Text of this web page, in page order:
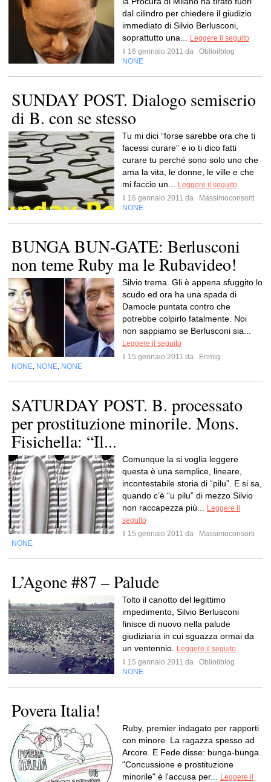
dal cilindro per chiedere il giudizio
immediato di Silvio Berlusconi,
soprattutto una...
Leggere il seguito
Il 16 gennaio 2011 da
Oblioilblog
NONE
SUNDAY POST. Dialogo semiserio
di B. con se stesso
Tu mi dici “forse sarebbe ora che ti
facessi curare” e io ti dico fatti
curare tu perché sono solo uno che
ama la vita, le donne, le ville e che
mi faccio un...
Leggere il seguito
Il 16 gennaio 2011 da
Massimoconsorti
NONE
BUNGA BUN-GATE: Berlusconi
non teme Ruby ma le Rubavideo!
Silvio trema. Gli è appena sfuggito lo
scudo ed ora ha una spada di
Damocle puntata contro che
potrebbe colpirlo fatalmente. Noi
non sappiamo se Berlusconi sia...
Leggere il seguito
Il 15 gennaio 2011 da
Enmig
NONE NONE NONE
SATURDAY POST. B. processato
per prostituzione minorile. Mons.
Fisichella: “Il...
Comunque la si voglia leggere
questa è una semplice, lineare,
incontestabile storia di “pilu”. E si sa,
quando c’è “u pilu” di mezzo Silvio
non raccapezza più...
Leggere il
seguito
Il 15 gennaio 2011 da
Massimoconsorti
NONE
L’Agone #87 – Palude
Tolto il canotto del legittimo
impedimento, Silvio Berlusconi
finisce di nuovo nella palude
giudiziaria in cui sguazza ormai da
un ventennio.
Leggere il seguito
Il 15 gennaio 2011 da
Oblioilblog
NONE
Povera Italia!
Ruby, premier indagato per rapporti
con minore. La ragazza spesso ad
Arcore. E Fede disse: bunga-bunga.
"Concussione e prostituzione
minorile" è l'accusa per...
Leggere il